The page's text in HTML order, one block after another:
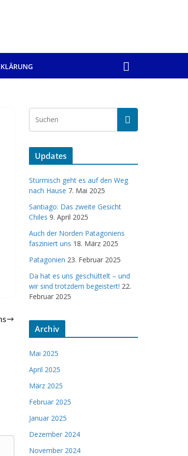
Updates
Stürmisch geht es auf den Weg
nach Hause 7. Mai 2025
Santiago: Das zweite Gesicht
Chiles 9. April 2025
Auch der Norden Patagoniens
fasziniert uns 18. März 2025
Patagonien 23. Februar 2025
Da hat es uns geschüttelt – und
wir sind trotzdem begeistert! 22.
Februar 2025
Archiv
Mai 2025
April 2025
März 2025
Februar 2025
Januar 2025
Dezember 2024
November 2024